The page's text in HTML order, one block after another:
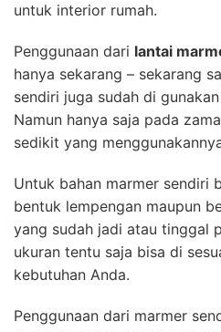
untuk interior rumah.
Penggunaan dari lantai
hanya sekarang – sekarang
sendiri juga sudah di
Namun hanya saja pada
sedikit yang
Untuk bahan marmer sendiri
bentuk lempengan maupun
yang sudah jadi atau tinggal
ukuran tentu saja bisa di
kebutuhan Anda.
Penggunaan dari marmer